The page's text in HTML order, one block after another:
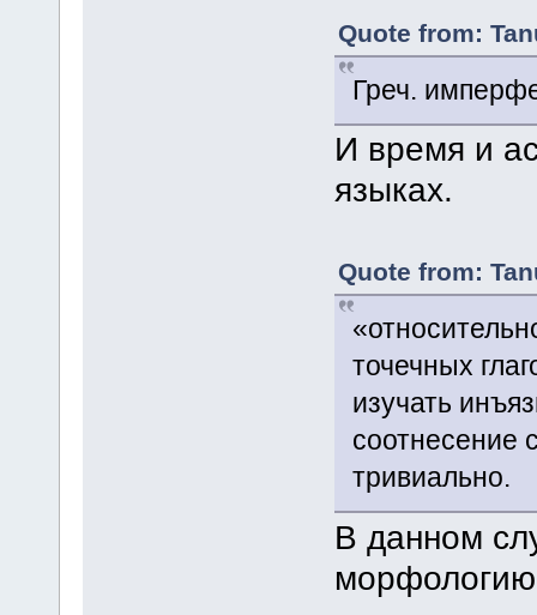
Quote from:
Греч.
И время и
языках.
Quote from:
точечных
изучать
соотнесение
тривиально.
В данном